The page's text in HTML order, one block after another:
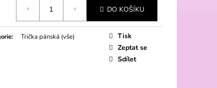
DO KOŠÍKU
: Trička pánská (vše)
Tisk
Zeptat se
Sdílet